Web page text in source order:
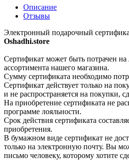
Описание
Отзывы
Электронный подарочный
Oshadhi.store
Сертификат может быть потрачен
ассортимента нашего магазина.
Сумму сертификата необходимо
Сертификат действует только на
и не распространяется на покупки,
На приобретение сертификата не
программе лояльности.
Срок действия сертификата
приобретения.
В бумажном виде сертификат не
только на электронную почту. Вы
письмо человеку, которому хотите